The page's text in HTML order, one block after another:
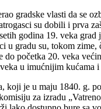
gradske vlasti da se
su dobili i prva
godina 19. veka
u gradu su, tokom zime,
do početka 20. veka
u imućnijim kućama
koji je u maju 1840. g.
za izradu